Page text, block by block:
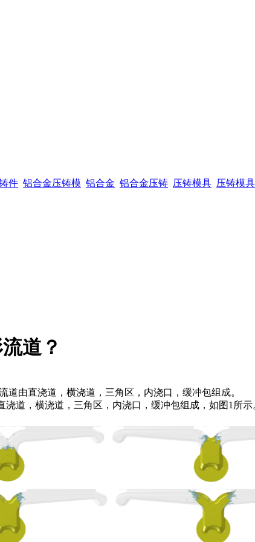
件 铝合金压铸模 铝合金 铝合金压铸 压铸模具 压铸模
道？
由直浇道，横浇道，三角区，内浇口，缓冲包组成。
道，横浇道，三角区，内浇口，缓冲包组成，如图1所示